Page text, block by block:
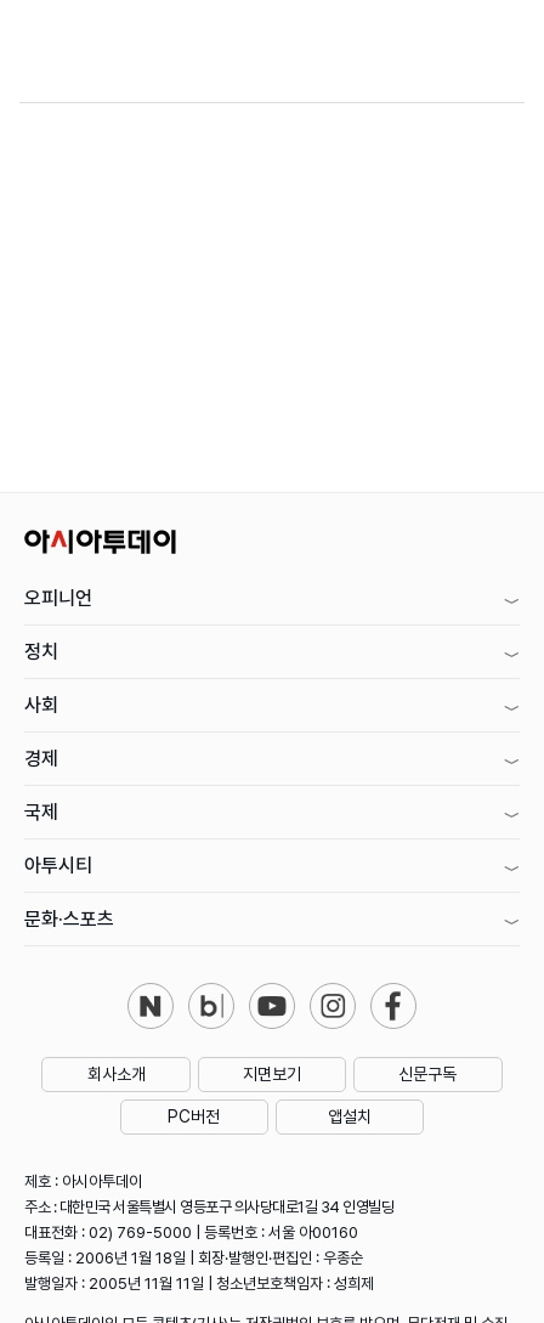
오피니언
정치
사회
경제
국제
아투시티
문화·스포츠
회사소개 지면보기 신문구독
PC버전 앱설치
제호 : 아시아투데이
주소 : 대한민국 서울특별시 영등포구 의사당대로1길 34 인영빌딩
대표전화 : 02) 769-5000 | 등록번호 : 서울 아00160
등록일 : 2006년 1월 18일 | 회장·발행인·편집인 : 우종순
발행일자 : 2005년 11월 11일 | 청소년보호책임자 : 성희제